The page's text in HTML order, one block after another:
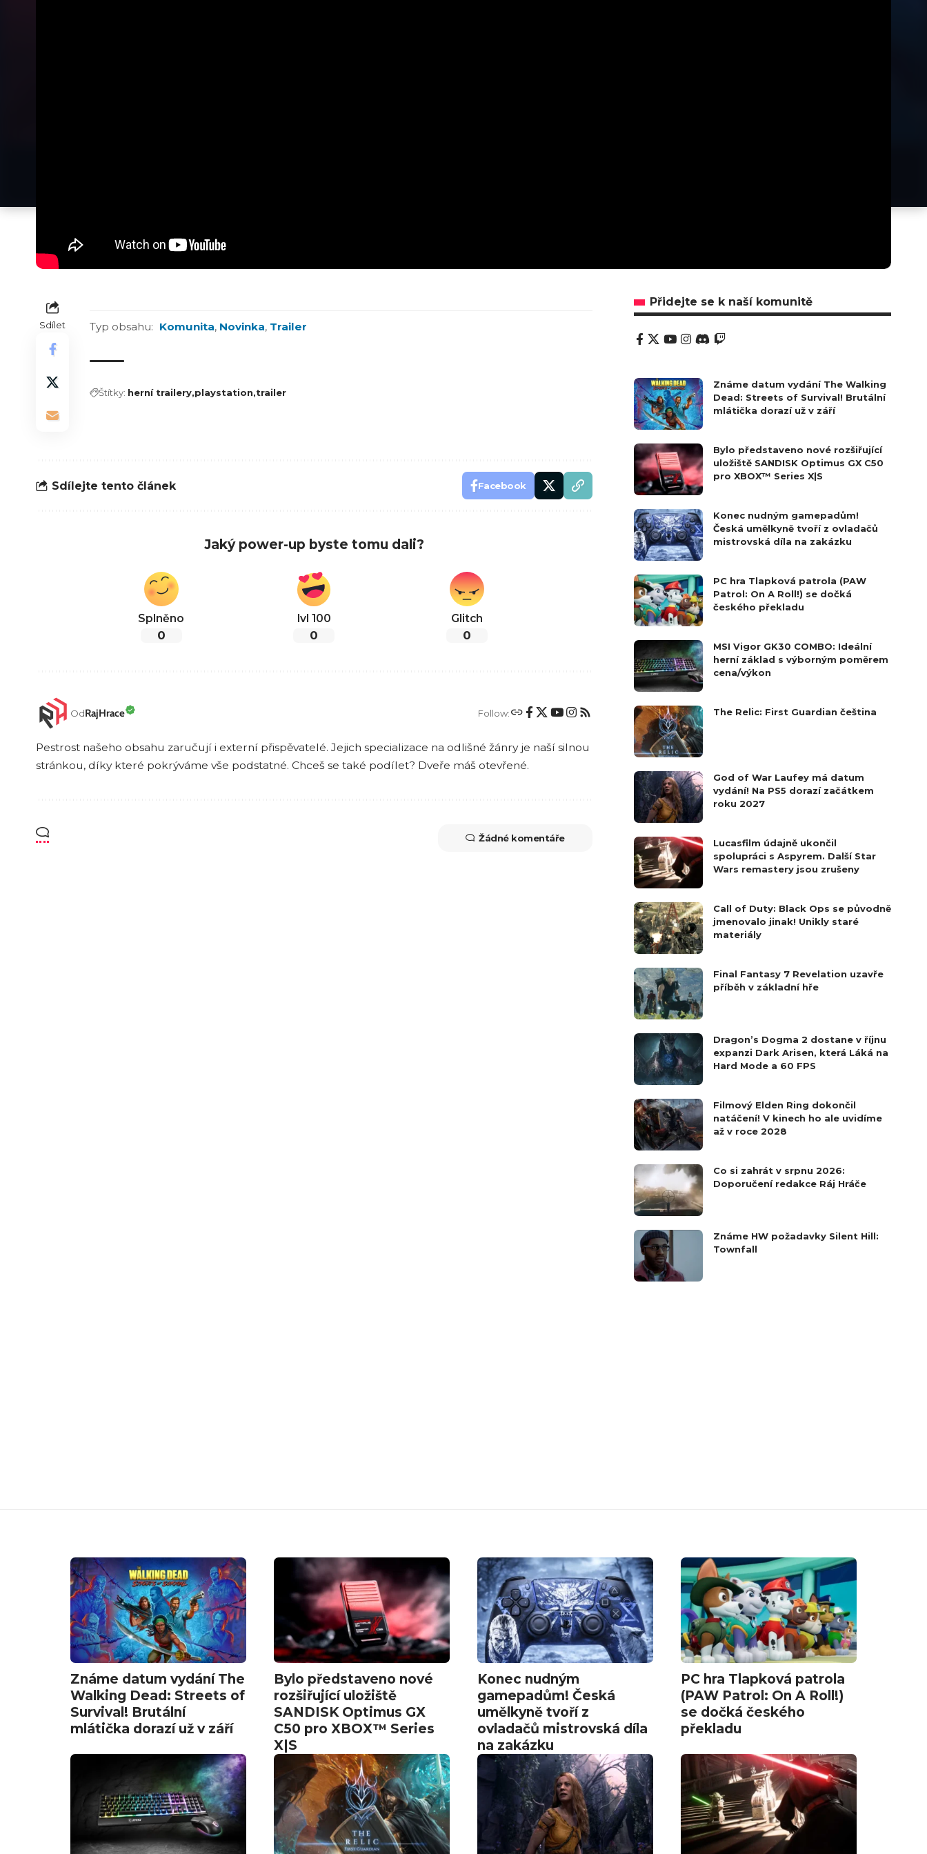
Sdílet Typ obsahu: Komunita, Novinka, Trailer
Štítky: herní trailery playstation trailer
Sdílejte tento článek Facebook
Jaký power-up byste tomu dali?
Splněno
0
lvl 100
0
Glitch
0
OdRajHrace Follow:
Pestrost našeho obsahu zaručují i externí přispěvatelé. Jejich specializace na odlišné žánry je naší silnou
stránkou, díky které pokrýváme vše podstatné. Chceš se také podílet? Dveře máš otevřené.
Žádné komentáře
Přidejte se k naší komunitě
Známe datum vydání The Walking
Dead: Streets of Survival! Brutální
mlátička dorazí už v září
Bylo představeno nové rozšiřující
uložiště SANDISK Optimus GX C50
pro XBOX™ Series X|S
Konec nudným gamepadům!
Česká umělkyně tvoří z ovladačů
mistrovská díla na zakázku
PC hra Tlapková patrola (PAW
Patrol: On A Roll!) se dočká
českého překladu
MSI Vigor GK30 COMBO: Ideální
herní základ s výborným poměrem
cena/výkon
The Relic: First Guardian čeština
God of War Laufey má datum
vydání! Na PS5 dorazí začátkem
roku 2027
Lucasfilm údajně ukončil
spolupráci s Aspyrem. Další Star
Wars remastery jsou zrušeny
Call of Duty: Black Ops se původně
jmenovalo jinak! Unikly staré
materiály
Final Fantasy 7 Revelation uzavře
příběh v základní hře
Dragon’s Dogma 2 dostane v říjnu
expanzi Dark Arisen, která Láká na
Hard Mode a 60 FPS
Filmový Elden Ring dokončil
natáčení! V kinech ho ale uvidíme
až v roce 2028
Co si zahrát v srpnu 2026:
Doporučení redakce Ráj Hráče
Známe HW požadavky Silent Hill:
Townfall
Známe datum vydání The
Walking Dead: Streets of
Survival! Brutální
mlátička dorazí už v září
Bylo představeno nové
rozšiřující uložiště
SANDISK Optimus GX
C50 pro XBOX™ Series
X|S
Konec nudným
gamepadům! Česká
umělkyně tvoří z
ovladačů mistrovská díla
na zakázku
PC hra Tlapková patrola
(PAW Patrol: On A Roll!)
se dočká českého
překladu